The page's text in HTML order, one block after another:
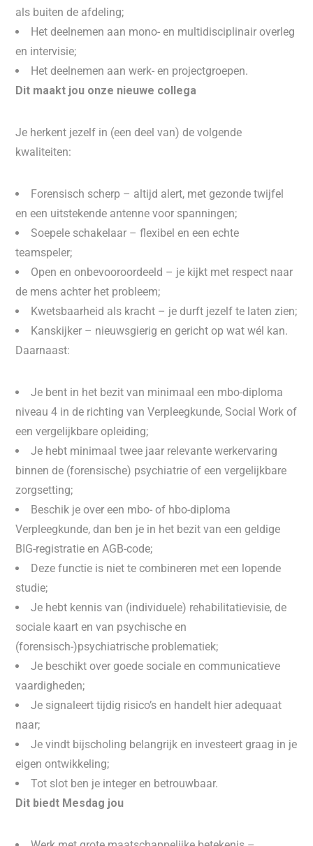
als buiten de afdeling;
Het deelnemen aan mono- en multidisciplinair overleg
en intervisie;
Het deelnemen aan werk- en projectgroepen.
Dit maakt jou onze nieuwe collega
Je herkent jezelf in (een deel van) de volgende
kwaliteiten:
Forensisch scherp – altijd alert, met gezonde twijfel
en een uitstekende antenne voor spanningen;
Soepele schakelaar – flexibel en een echte
teamspeler;
Open en onbevooroordeeld – je kijkt met respect naar
de mens achter het probleem;
Kwetsbaarheid als kracht – je durft jezelf te laten zien;
Kanskijker – nieuwsgierig en gericht op wat wél kan.
Daarnaast:
Je bent in het bezit van minimaal een mbo-diploma
niveau 4 in de richting van Verpleegkunde, Social Work of
een vergelijkbare opleiding;
Je hebt minimaal twee jaar relevante werkervaring
binnen de (forensische) psychiatrie of een vergelijkbare
zorgsetting;
Beschik je over een mbo- of hbo-diploma
Verpleegkunde, dan ben je in het bezit van een geldige
BIG-registratie en AGB-code;
Deze functie is niet te combineren met een lopende
studie;
Je hebt kennis van (individuele) rehabilitatievisie, de
sociale kaart en van psychische en
(forensisch-)psychiatrische problematiek;
Je beschikt over goede sociale en communicatieve
vaardigheden;
Je signaleert tijdig risico’s en handelt hier adequaat
naar;
Je vindt bijscholing belangrijk en investeert graag in je
eigen ontwikkeling;
Tot slot ben je integer en betrouwbaar.
Dit biedt Mesdag jou